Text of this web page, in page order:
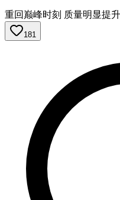
重回巅峰时刻 质量明显提
181